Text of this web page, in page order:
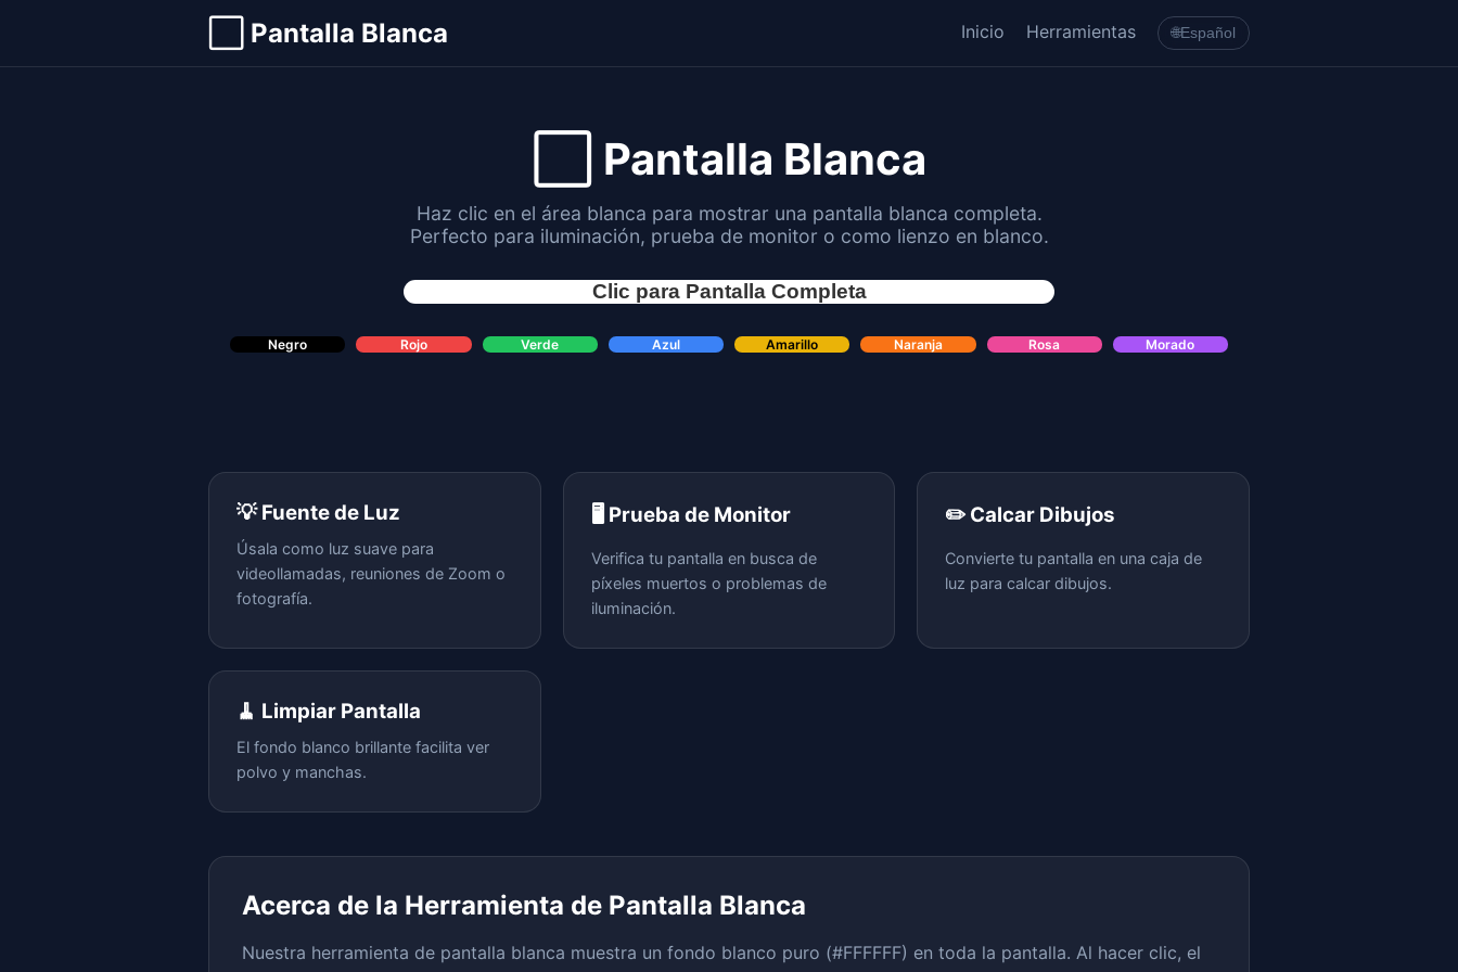
⬜ Pantalla Blanca Inicio Herramientas 🌐Español
⬜ Pantalla Blanca
Haz clic en el área blanca para mostrar una pantalla blanca completa.
Perfecto para iluminación, prueba de monitor o como lienzo en blanco.
Clic para Pantalla Completa
Negro Rojo Verde Azul Amarillo Naranja Rosa Morado
💡 Fuente de Luz
Úsala como luz suave para
videollamadas, reuniones de Zoom o
fotografía.
🖥️ Prueba de Monitor
Verifica tu pantalla en busca de
píxeles muertos o problemas de
iluminación.
✏️ Calcar Dibujos
Convierte tu pantalla en una caja de
luz para calcar dibujos.
🧹 Limpiar Pantalla
El fondo blanco brillante facilita ver
polvo y manchas.
Acerca de la Herramienta de Pantalla Blanca
Nuestra herramienta de pantalla blanca muestra un fondo blanco puro (#FFFFFF) en toda la pantalla. Al hacer clic, el